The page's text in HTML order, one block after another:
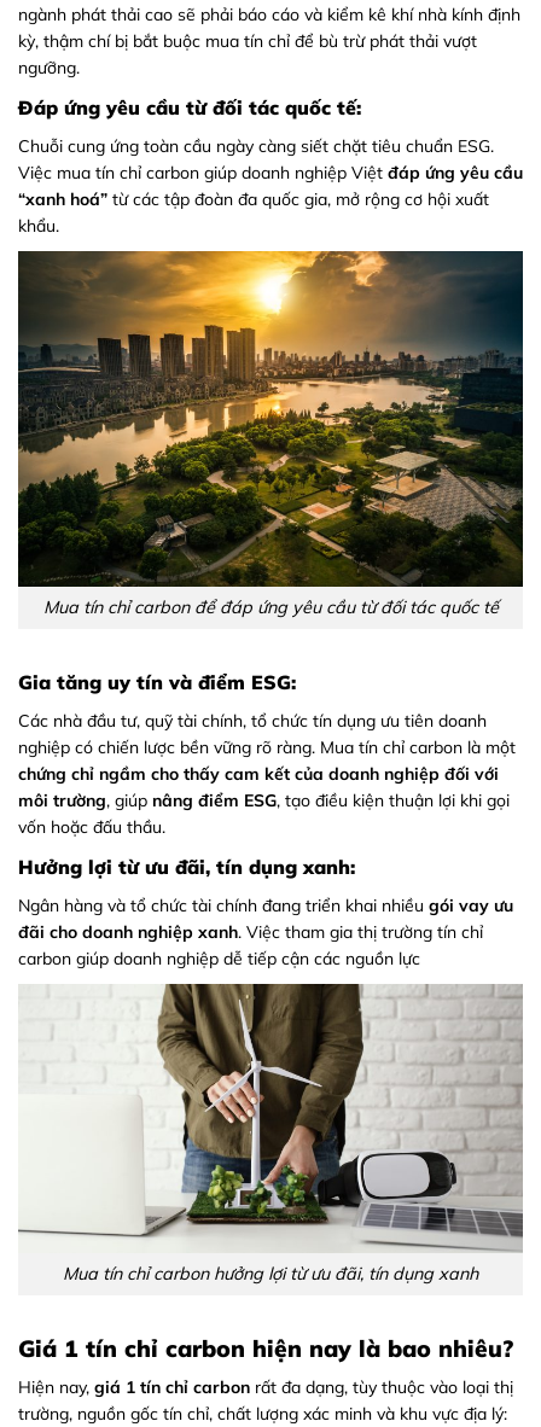
ngành phát thải cao sẽ phải báo cáo và kiểm kê khí nhà kính định
kỳ, thậm chí bị bắt buộc mua tín chỉ để bù trừ phát thải vượt
ngưỡng.
Đáp ứng yêu cầu từ đối tác quốc tế:
Chuỗi cung ứng toàn cầu ngày càng siết chặt tiêu chuẩn ESG.
Việc mua tín chỉ carbon giúp doanh nghiệp Việt đáp ứng yêu cầu
“xanh hoá” từ các tập đoàn đa quốc gia, mở rộng cơ hội xuất
khẩu.
Mua tín chỉ carbon để đáp ứng yêu cầu từ đối tác quốc tế
Gia tăng uy tín và điểm ESG:
Các nhà đầu tư, quỹ tài chính, tổ chức tín dụng ưu tiên doanh
nghiệp có chiến lược bền vững rõ ràng. Mua tín chỉ carbon là một
chứng chỉ ngầm cho thấy cam kết của doanh nghiệp đối với
môi trường, giúp nâng điểm ESG, tạo điều kiện thuận lợi khi gọi
vốn hoặc đấu thầu.
Hưởng lợi từ ưu đãi, tín dụng xanh:
Ngân hàng và tổ chức tài chính đang triển khai nhiều gói vay ưu
đãi cho doanh nghiệp xanh. Việc tham gia thị trường tín chỉ
carbon giúp doanh nghiệp dễ tiếp cận các nguồn lực
Mua tín chỉ carbon hưởng lợi từ ưu đãi, tín dụng xanh
Giá 1 tín chỉ carbon hiện nay là bao nhiêu?
Hiện nay, giá 1 tín chỉ carbon rất đa dạng, tùy thuộc vào loại thị
trường, nguồn gốc tín chỉ, chất lượng xác minh và khu vực địa lý: